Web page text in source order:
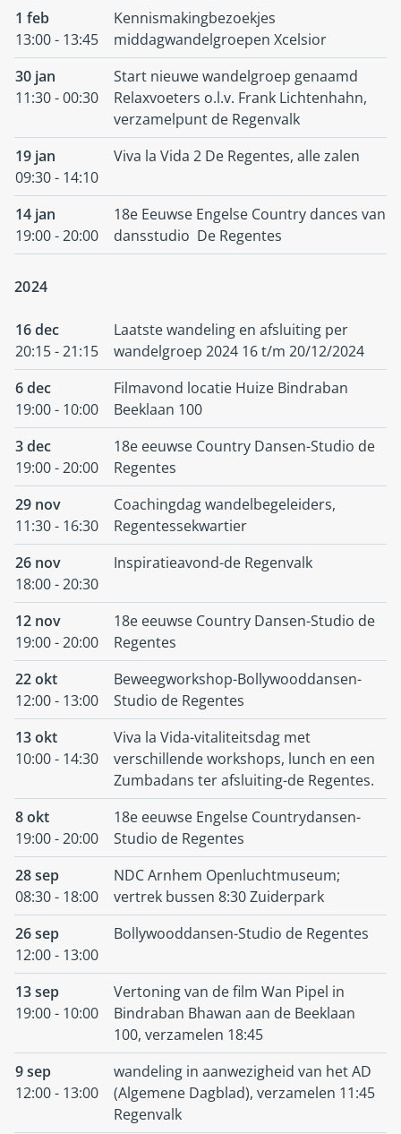
1 feb
13:00 - 13:45
Kennismakingbezoekjes
middagwandelgroepen Xcelsior
30 jan
11:30 - 00:30
Start nieuwe wandelgroep genaamd
Relaxvoeters o.l.v. Frank Lichtenhahn,
verzamelpunt de Regenvalk
19 jan
09:30 - 14:10
Viva la Vida 2 De Regentes, alle zalen
14 jan
19:00 - 20:00
18e Eeuwse Engelse Country dances van
dansstudio De Regentes
2024
16 dec
20:15 - 21:15
Laatste wandeling en afsluiting per
wandelgroep 2024 16 t/m 20/12/2024
6 dec
19:00 - 10:00
Filmavond locatie Huize Bindraban
Beeklaan 100
3 dec
19:00 - 20:00
18e eeuwse Country Dansen-Studio de
Regentes
29 nov
11:30 - 16:30
Coachingdag wandelbegeleiders,
Regentessekwartier
26 nov
18:00 - 20:30
Inspiratieavond-de Regenvalk
12 nov
19:00 - 20:00
18e eeuwse Country Dansen-Studio de
Regentes
22 okt
12:00 - 13:00
Beweegworkshop-Bollywooddansen-
Studio de Regentes
13 okt
10:00 - 14:30
Viva la Vida-vitaliteitsdag met
verschillende workshops, lunch en een
Zumbadans ter afsluiting-de Regentes.
8 okt
19:00 - 20:00
18e eeuwse Engelse Countrydansen-
Studio de Regentes
28 sep
08:30 - 18:00
NDC Arnhem Openluchtmuseum;
vertrek bussen 8:30 Zuiderpark
26 sep
12:00 - 13:00
Bollywooddansen-Studio de Regentes
13 sep
19:00 - 10:00
Vertoning van de film Wan Pipel in
Bindraban Bhawan aan de Beeklaan
100, verzamelen 18:45
9 sep
12:00 - 13:00
wandeling in aanwezigheid van het AD
(Algemene Dagblad), verzamelen 11:45
Regenvalk